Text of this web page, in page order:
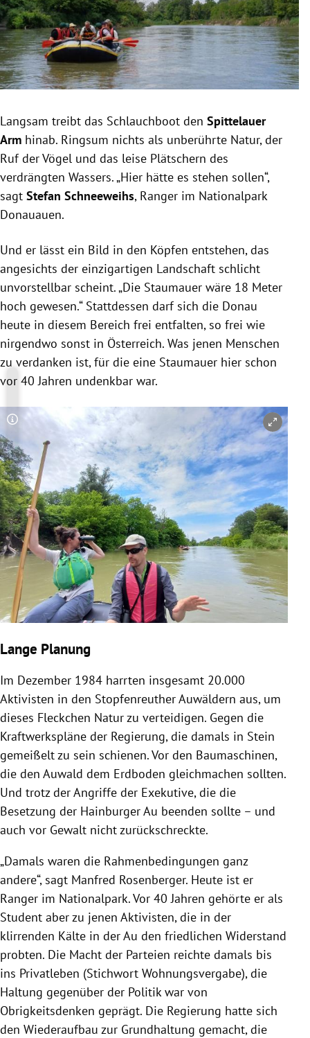
Untermenü
Untermenü
Untermenü
Langsam treibt das Schlauchboot den Spittelauer
Arm hinab. Ringsum nichts als unberührte Natur, der
Ruf der Vögel und das leise Plätschern des
verdrängten Wassers. „Hier hätte es stehen sollen“,
sagt Stefan Schneeweihs, Ranger im Nationalpark
Donauauen.
Und er lässt ein Bild in den Köpfen entstehen, das
angesichts der einzigartigen Landschaft schlicht
unvorstellbar scheint. „Die Staumauer wäre 18 Meter
hoch gewesen.“ Stattdessen darf sich die Donau
heute in diesem Bereich frei entfalten, so frei wie
nirgendwo sonst in Österreich. Was jenen Menschen
zu verdanken ist, für die eine Staumauer hier schon
vor 40 Jahren undenkbar war.
Copyright-Hinweis öffnen/schließen
Lange Planung
Im Dezember 1984 harrten insgesamt 20.000
Aktivisten in den Stopfenreuther Auwäldern aus, um
dieses Fleckchen Natur zu verteidigen. Gegen die
Kraftwerkspläne der Regierung, die damals in Stein
gemeißelt zu sein schienen. Vor den Baumaschinen,
die den Auwald dem Erdboden gleichmachen sollten.
Und trotz der Angriffe der Exekutive, die die
Besetzung der Hainburger Au beenden sollte – und
auch vor Gewalt nicht zurückschreckte.
„Damals waren die Rahmenbedingungen ganz
andere“, sagt Manfred Rosenberger. Heute ist er
Ranger im Nationalpark. Vor 40 Jahren gehörte er als
Student aber zu jenen Aktivisten, die in der
klirrenden Kälte in der Au den friedlichen Widerstand
probten. Die Macht der Parteien reichte damals bis
ins Privatleben (Stichwort Wohnungsvergabe), die
Haltung gegenüber der Politik war von
Obrigkeitsdenken geprägt. Die Regierung hatte sich
den Wiederaufbau zur Grundhaltung gemacht, die